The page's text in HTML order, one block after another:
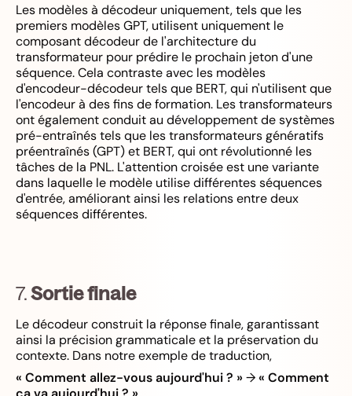
Les modèles à décodeur uniquement, tels que les
premiers modèles GPT, utilisent uniquement le
composant décodeur de l'architecture du
transformateur pour prédire le prochain jeton d'une
séquence. Cela contraste avec les modèles
d'encodeur-décodeur tels que BERT, qui n'utilisent que
l'encodeur à des fins de formation. Les transformateurs
ont également conduit au développement de systèmes
pré-entraînés tels que les transformateurs génératifs
préentraînés (GPT) et BERT, qui ont révolutionné les
tâches de la PNL. L'attention croisée est une variante
dans laquelle le modèle utilise différentes séquences
d'entrée, améliorant ainsi les relations entre deux
séquences différentes.
7.Sortie finale
Le décodeur construit la réponse finale, garantissant
ainsi la précision grammaticale et la préservation du
contexte. Dans notre exemple de traduction,
« Comment allez-vous aujourd'hui ? »→« Comment